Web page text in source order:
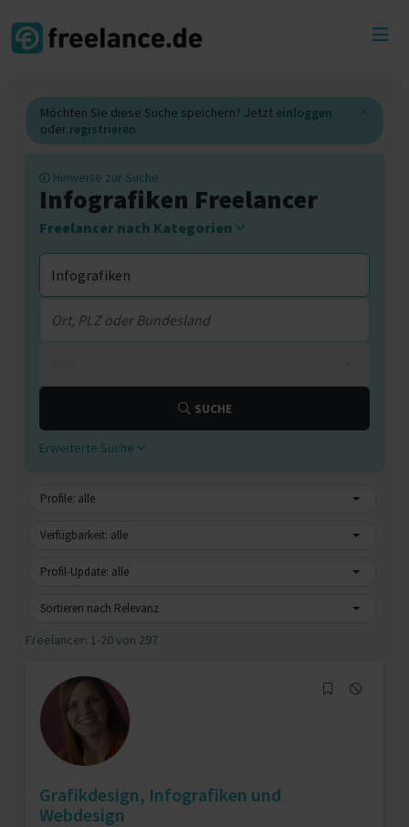
Möchten Sie diese Suche speichern? Jetzt einloggen
oder registrieren
Hinweise zur Suche
Infografiken Freelancer
Freelancer nach Kategorien
SUCHE
Erweiterte Suche
Profile: alle
Verfügbarkeit: alle
Profil-Update: alle
Sortieren nach Relevanz
Freelancer: 1-20 von 297
Grafikdesign, Infografiken und
Webdesign